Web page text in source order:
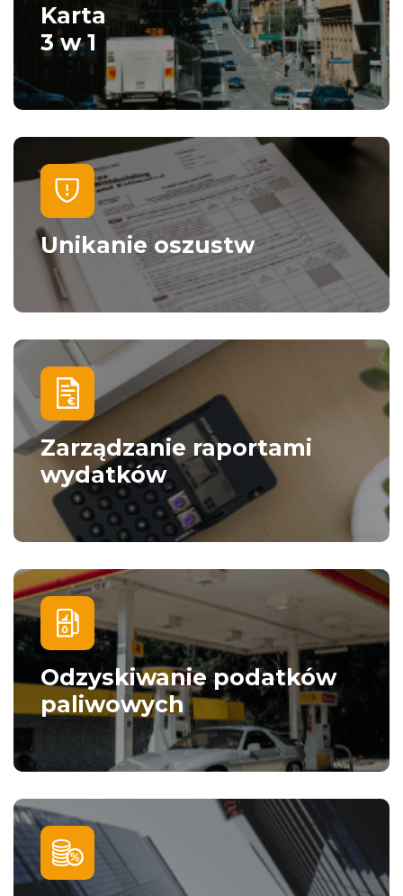
Karta
3 w 1
Unikanie oszustw
Zarządzanie raportami
wydatków
Odzyskiwanie podatków
paliwowych